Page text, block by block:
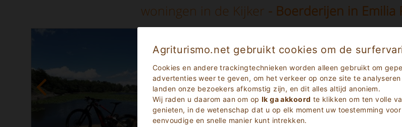
Agriturismo.net gebruikt cookies om de
Cookies en andere trackingtechnieken worden alleen gebruikt om
advertenties weer te geven, om het verkeer op onze site te
landen onze bezoekers afkomstig zijn, en dit alles altijd anoniem.
Wij raden u daarom aan om op Ik ga akkoord te klikken om ten volle
genieten, in de wetenschap dat u op elk moment uw toestemming
eenvoudige en snelle manier kunt intrekken.
woningen in de Kijker - Boerderijen in Emilia